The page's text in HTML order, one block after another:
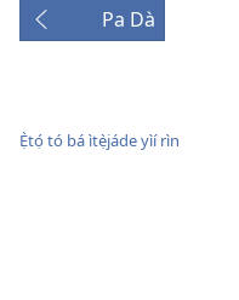
Pa Dà
Ẹ̀tọ́ tó bá ìtẹ̀jáde yìí rìn